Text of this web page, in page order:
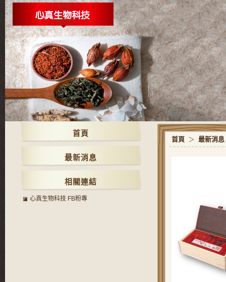
首頁 ＞ 最新消息
首頁
最新消息
相關連結
心真生物科技 FB粉專